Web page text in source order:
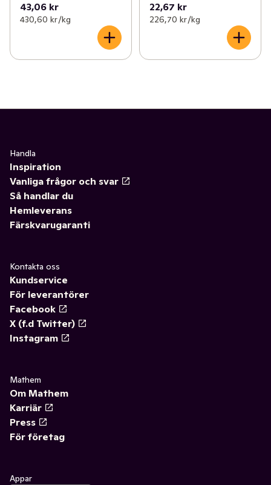
43,06 kr
430,60 kr /kg
22,67 kr
226,70 kr /kg
Handla
Inspiration
Vanliga frågor och svar
Så handlar du
Hemleverans
Färskvarugaranti
Kontakta oss
Kundservice
För leverantörer
Facebook
X (f.d Twitter)
Instagram
Mathem
Om Mathem
Karriär
Press
För företag
Appar